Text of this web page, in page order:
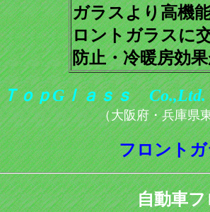
ガラスより高機
ロントガラスに
防止・冷暖房効
ＴｏｐGｌａｓｓ
（大阪府・兵庫県
フロント
自動車